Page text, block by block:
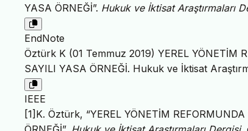
YASA ÖRNEĞİ”. Hukuk ve İktisat Araştırmaları
EndNote
Öztürk K (01 Temmuz 2019) YEREL YÖNETİM
SAYILI YASA ÖRNEĞİ. Hukuk ve İktisat
IEEE
[1]K. Öztürk, “YEREL YÖNETİM